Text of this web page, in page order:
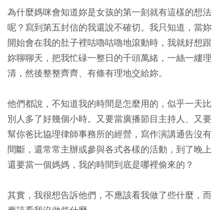
為什麼媽咪會知道妳是女孩的第一刻就有這樣的想法
呢？寫到第五封信的我還說不確切。我只知道，當妳
開始會在我的肚子裡咕嚕咕嚕地滾動時，我就好想跟
妳聊聊天，把我忙碌一整日的千頭萬緒，一絲一縷理
清，然後整整齊齊、有條有理地交給妳。
他們都說，不知道我的時間是怎麼用的，似乎一天比
別人多了好幾個小時。又要當廣播節目主持人、又要
幫你爸比協理律師事務所的經營，寫作演講通告沒有
間斷，還常常主辦或參與各式各樣的活動，到了晚上
還要當一個媽媽，我的時間到底是哪裡偷來的？
其實，我很想告訴他們，不應該看我做了些什麼，而